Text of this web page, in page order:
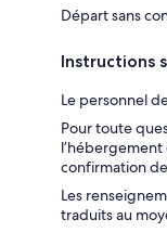
Départ sans
Instructions
Le personnel
Pour toute
confirmation
Les
traduits au